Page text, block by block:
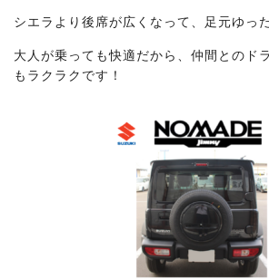
シエラより後席が広くなって、足元ゆっ
大人が乗っても快適だから、仲間とのド
もラクラクです！